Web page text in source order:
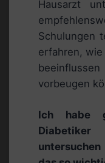
Hausarzt
Schulungen
erfahren, wie
vorbeugen
Ich habe